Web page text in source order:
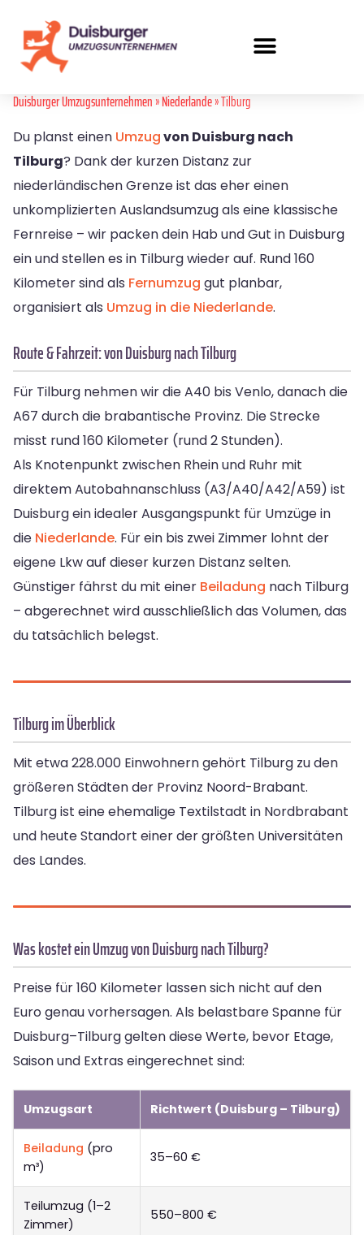
Duisburger Umzugsunternehmen»Niederlande» Tilburg
Du planst einen Umzugvon Duisburg nach
Tilburg? Dank der kurzen Distanz zur
niederländischen Grenze ist das eher einen
unkomplizierten Auslandsumzug als eine klassische
Fernreise – wir packen dein Hab und Gut in Duisburg
ein und stellen es in Tilburg wieder auf. Rund 160
Kilometer sind als Fernumzug gut planbar,
organisiert als Umzug in die Niederlande.
Route & Fahrzeit: von Duisburg nach Tilburg
Für Tilburg nehmen wir die A40 bis Venlo, danach die
A67 durch die brabantische Provinz. Die Strecke
misst rund 160 Kilometer (rund 2 Stunden).
Als Knotenpunkt zwischen Rhein und Ruhr mit
direktem Autobahnanschluss (A3/A40/A42/A59) ist
Duisburg ein idealer Ausgangspunkt für Umzüge in
die Niederlande. Für ein bis zwei Zimmer lohnt der
eigene Lkw auf dieser kurzen Distanz selten.
Günstiger fährst du mit einer Beiladung nach Tilburg
– abgerechnet wird ausschließlich das Volumen, das
du tatsächlich belegst.
Tilburg im Überblick
Mit etwa 228.000 Einwohnern gehört Tilburg zu den
größeren Städten der Provinz Noord-Brabant.
Tilburg ist eine ehemalige Textilstadt in Nordbrabant
und heute Standort einer der größten Universitäten
des Landes.
Was kostet ein Umzug von Duisburg nach Tilburg?
Preise für 160 Kilometer lassen sich nicht auf den
Euro genau vorhersagen. Als belastbare Spanne für
Duisburg–Tilburg gelten diese Werte, bevor Etage,
Saison und Extras eingerechnet sind:
Umzugsart Richtwert (Duisburg – Tilburg)
Beiladung (pro
m³)
35–60 €
Teilumzug (1–2
Zimmer)
550–800 €